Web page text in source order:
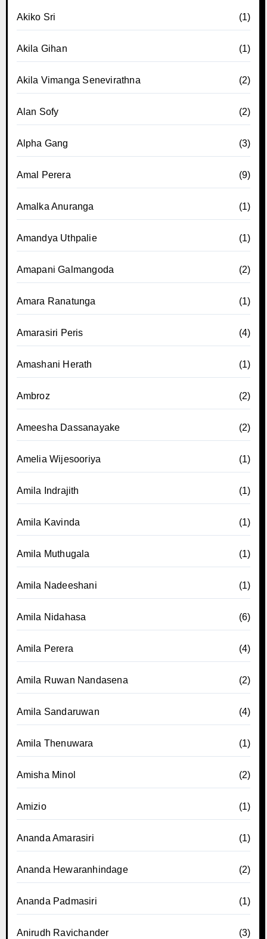
Akiko Sri (1)
Akila Gihan (1)
Akila Vimanga Senevirathna (2)
Alan Sofy (2)
Alpha Gang (3)
Amal Perera (9)
Amalka Anuranga (1)
Amandya Uthpalie (1)
Amapani Galmangoda (2)
Amara Ranatunga (1)
Amarasiri Peris (4)
Amashani Herath (1)
Ambroz (2)
Ameesha Dassanayake (2)
Amelia Wijesooriya (1)
Amila Indrajith (1)
Amila Kavinda (1)
Amila Muthugala (1)
Amila Nadeeshani (1)
Amila Nidahasa (6)
Amila Perera (4)
Amila Ruwan Nandasena (2)
Amila Sandaruwan (4)
Amila Thenuwara (1)
Amisha Minol (2)
Amizio (1)
Ananda Amarasiri (1)
Ananda Hewaranhindage (2)
Ananda Padmasiri (1)
Anirudh Ravichander (3)